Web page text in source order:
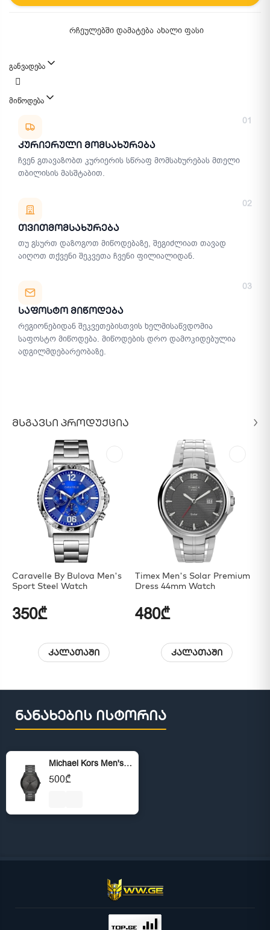
რჩეულებში დამატება ახალი ფასი
განვადება
მიწოდება
01
Კურიერული Მომსახურება
ჩვენ გთავაზობთ კურიერის სწრაფ მომსახურებას მთელი
თბილისის მასშტაბით.
02
Თვითმომსახურება
თუ გსურთ დაზოგოთ მიწოდებაზე, შეგიძლიათ თავად
აიღოთ თქვენი შეკვეთა ჩვენი ფილიალიდან.
03
Საფოსტო Მიწოდება
რეგიონებიდან შეკვეთებისთვის ხელმისაწვდომია
საფოსტო მიწოდება. მიწოდების დრო დამოკიდებულია
ადგილმდებარეობაზე.
ᲛᲡᲒᲐᲕᲡᲘ ᲞᲠᲝᲓᲣᲥᲪᲘᲐ
Caravelle By Bulova Men's
Sport Steel Watch
350₾
კალათაში
Timex Men's Solar Premium
Dress 44mm Watch
480₾
კალათაში
ნანახების ისტორია
Michael Kors Men's Slim Runway Stainless Steel Quartz Watch
500₾